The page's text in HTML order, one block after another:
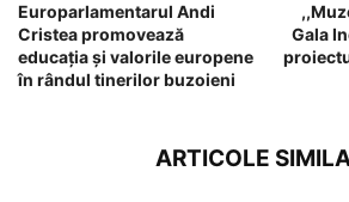
Europarlamentarul Andi
Cristea promovează
educația și valorile europene
în rândul tinerilor buzoieni
Gala
ARTICOLE